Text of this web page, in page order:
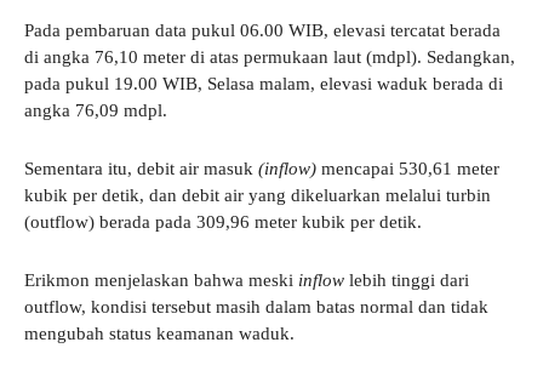
Pada pembaruan data pukul 06.00 WIB, elevasi tercatat berada
di angka 76,10 meter di atas permukaan laut (mdpl). Sedangkan,
pada pukul 19.00 WIB, Selasa malam, elevasi waduk berada di
angka 76,09 mdpl.
Sementara itu, debit air masuk (inflow) mencapai 530,61 meter
kubik per detik, dan debit air yang dikeluarkan melalui turbin
(outflow) berada pada 309,96 meter kubik per detik.
Erikmon menjelaskan bahwa meski inflow lebih tinggi dari
outflow, kondisi tersebut masih dalam batas normal dan tidak
mengubah status keamanan waduk.